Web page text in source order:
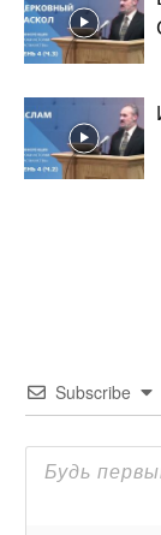
Subscribe